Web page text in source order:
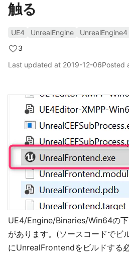
触る
UE4 UnrealEngine
UnrealEngine4
3
Last updated at 2019-12-06Posted
UE4/Engine/Binaries/Win64の
があります。(ソースコードでビ
にUnrealFrontendをビルドする